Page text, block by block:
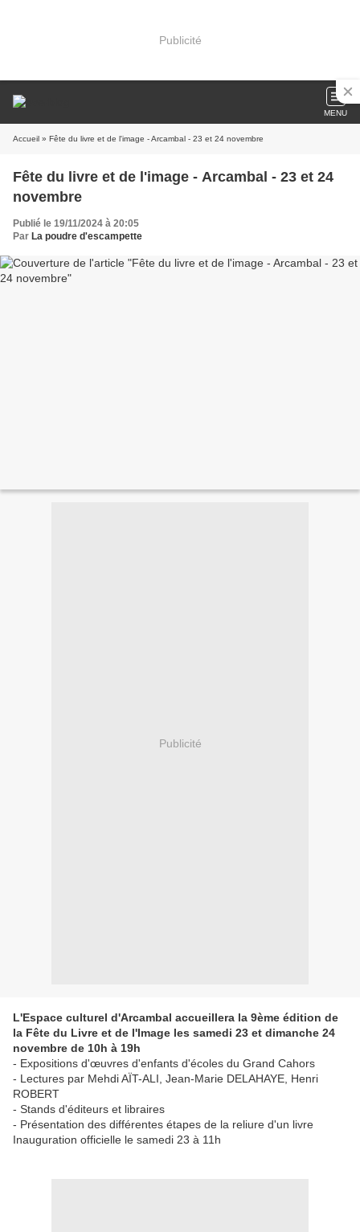
Publicité
MENU
Accueil » Fête du livre et de l'image - Arcambal - 23 et 24 novembre
Fête du livre et de l'image - Arcambal - 23 et 24
novembre
Publié le 19/11/2024 à 20:05
Par La poudre d'escampette
Publicité
L'Espace culturel d'Arcambal accueillera la 9ème édition de
la Fête du Livre et de l'Image les samedi 23 et dimanche 24
novembre de 10h à 19h
- Expositions d'œuvres d'enfants d'écoles du Grand Cahors
- Lectures par Mehdi AÏT-ALI, Jean-Marie DELAHAYE, Henri
ROBERT
- Stands d'éditeurs et libraires
- Présentation des différentes étapes de la reliure d'un livre
Inauguration officielle le samedi 23 à 11h